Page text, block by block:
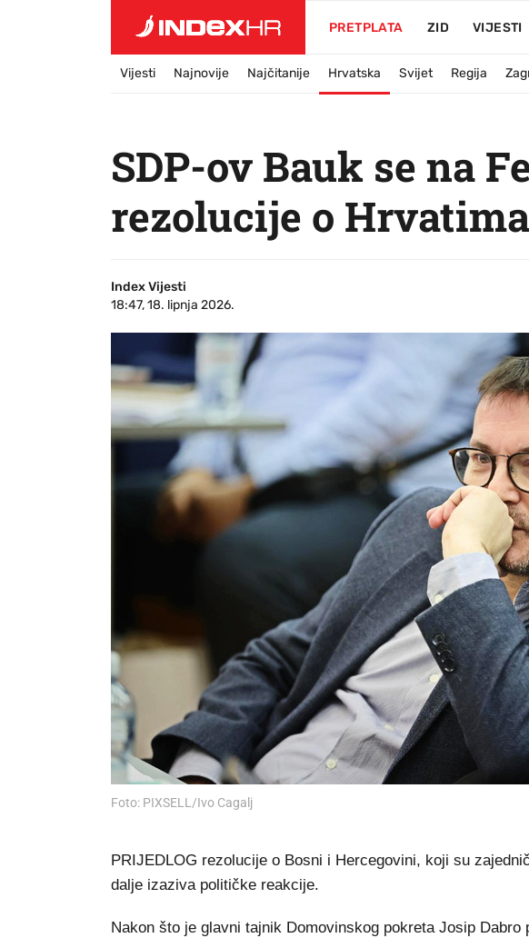
PRETPLATA ZID VIJESTI
Vijesti Najnovije Najčitanije Hrvatska Svijet Regija
SDP-ov Bauk se na
rezolucije o
Index Vijesti
18:47, 18. lipnja 2026.
Foto: PIXSELL/Ivo Cagalj
PRIJEDLOG rezolucije o Bosni i Hercegovini, koji su
dalje izaziva političke reakcije.
Nakon što je glavni tajnik Domovinskog pokreta Josip